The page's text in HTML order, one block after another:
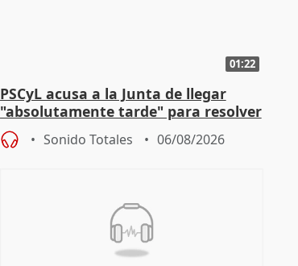
01:22
PSCyL acusa a la Junta de llegar
"absolutamente tarde" para resolver
problemas como Newcastle
Sonido Totales 06/08/2026